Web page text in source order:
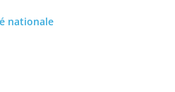
nationale